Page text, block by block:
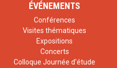
ÉVÉNEMENTS
Conférences
Visites thématiques
Expositions
Concerts
Colloque Journée d'étude